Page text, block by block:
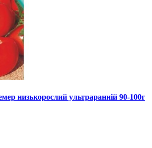
низькорослий ультраранній 90-100г